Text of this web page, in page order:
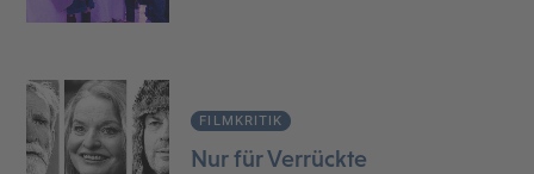
FILMKRITIK
Nur für Verrückte